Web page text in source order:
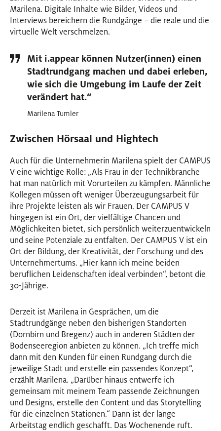
Marilena. Digitale Inhalte wie Bilder, Videos und
Interviews bereichern die Rundgänge – die reale und die
virtuelle Welt verschmelzen.
Mit i.appear können Nutzer(innen) einen
Stadtrundgang machen und dabei erleben,
wie sich die Umgebung im Laufe der Zeit
verändert hat.“
Marilena Tumler
Zwischen Hörsaal und Hightech
Auch für die Unternehmerin Marilena spielt der CAMPUS
V eine wichtige Rolle: „Als Frau in der Technikbranche
hat man natürlich mit Vorurteilen zu kämpfen. Männliche
Kollegen müssen oft weniger Überzeugungsarbeit für
ihre Projekte leisten als wir Frauen. Der CAMPUS V
hingegen ist ein Ort, der vielfältige Chancen und
Möglichkeiten bietet, sich persönlich weiterzuentwickeln
und seine Potenziale zu entfalten. Der CAMPUS V ist ein
Ort der Bildung, der Kreativität, der Forschung und des
Unternehmertums. „Hier kann ich meine beiden
beruflichen Leidenschaften ideal verbinden“, betont die
30-Jährige.
Derzeit ist Marilena in Gesprächen, um die
Stadtrundgänge neben den bisherigen Standorten
(Dornbirn und Bregenz) auch in anderen Städten der
Bodenseeregion anbieten zu können. „Ich treffe mich
dann mit den Kunden für einen Rundgang durch die
jeweilige Stadt und erstelle ein passendes Konzept“,
erzählt Marilena. „Darüber hinaus entwerfe ich
gemeinsam mit meinem Team passende Zeichnungen
und Designs, erstelle den Content und das Storytelling
für die einzelnen Stationen.“ Dann ist der lange
Arbeitstag endlich geschafft. Das Wochenende ruft.